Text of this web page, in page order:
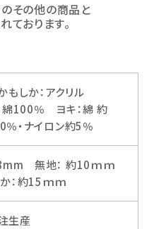
のその他の商品と
ております。
もしか：アクリル
100％ ヨキ：綿 約
％・ナイロン約5％
8mm 無地： 約10ｍｍ
か：約15ｍｍ
生産